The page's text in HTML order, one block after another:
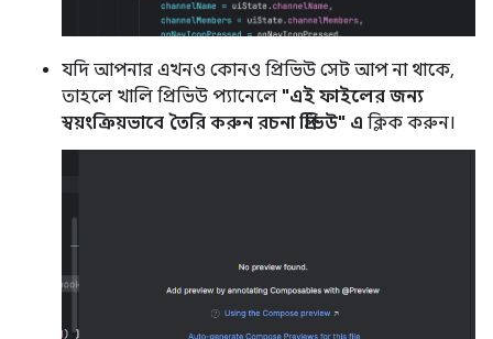
যদি আপনার এখনও কোনও প্রিভিউ সেট আপ না থাকে,
তাহলে খালি প্রিভিউ প্যানেলে "এই ফাইলের জন্য
স্বয়ংক্রিয়ভাবে তৈরি করুন রচনা প্রিভিউ" এ ক্লিক করুন।